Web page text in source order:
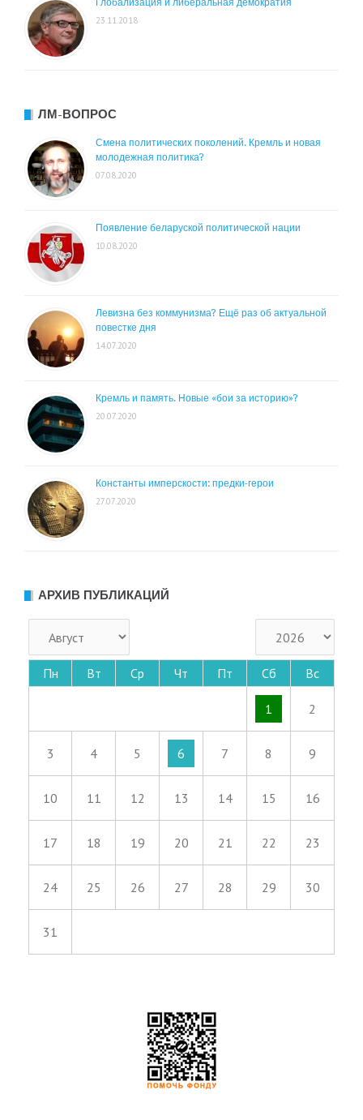
Глобализация и либеральная демократия
23.11.2018
ЛМ-ВОПРОС
Смена политических поколений. Кремль и новая
молодежная политика?
07.08.2020
Появление беларуской политической нации
10.08.2020
Левизна без коммунизма? Ещё раз об актуальной
повестке дня
14.07.2020
Кремль и память. Новые «бои за историю»?
20.07.2020
Константы имперскости: предки-герои
27.07.2020
АРХИВ ПУБЛИКАЦИЙ
Пн Вт Ср Чт Пт Сб Вс
1 2
3 4 5 6 7 8 9
10 11 12 13 14 15 16
17 18 19 20 21 22 23
24 25 26 27 28 29 30
31